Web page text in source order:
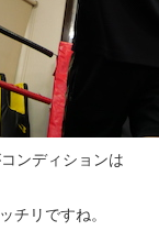
ンディションは
チリですね。